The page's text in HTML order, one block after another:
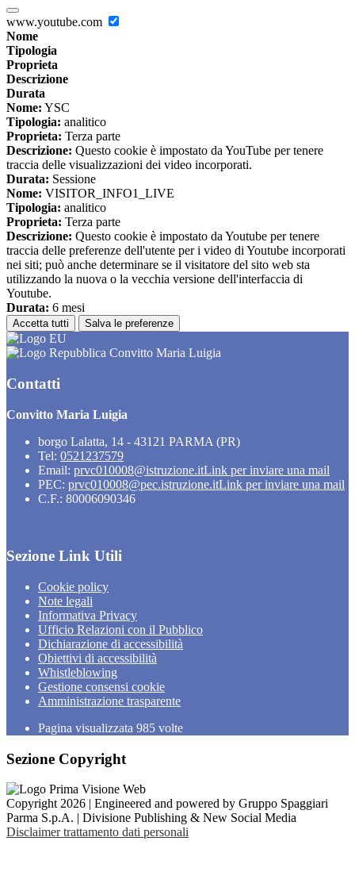
www.youtube.com
Nome
Tipologia
Proprieta
Descrizione
Durata
Nome: YSC
Tipologia: analitico
Proprieta: Terza parte
Descrizione: Questo cookie è impostato da YouTube per tenere
traccia delle visualizzazioni dei video incorporati.
Durata: Sessione
Nome: VISITOR_INFO1_LIVE
Tipologia: analitico
Proprieta: Terza parte
Descrizione: Questo cookie è impostato da Youtube per tenere
traccia delle preferenze dell'utente per i video di Youtube incorporati
nei siti; può anche determinare se il visitatore del sito web sta
utilizzando la nuova o la vecchia versione dell'interfaccia di
Youtube.
Durata: 6 mesi
Accetta tutti Salva le preferenze
Convitto Maria Luigia
Contatti
Convitto Maria Luigia
borgo Lalatta, 14 - 43121 PARMA (PR)
Tel: 0521237579
Email: prvc010008@istruzione.itLink per inviare una mail
PEC: prvc010008@pec.istruzione.itLink per inviare una mail
C.F.: 80006090346
Sezione Link Utili
Cookie policy
Note legali
Informativa Privacy
Ufficio Relazioni con il Pubblico
Dichiarazione di accessibilità
Obiettivi di accessibilità
Whistleblowing
Gestione consensi cookie
Amministrazione trasparente
Pagina visualizzata 985 volte
Sezione Copyright
Copyright 2026 | Engineered and powered by Gruppo Spaggiari
Parma S.p.A. | Divisione Publishing & New Social Media
Disclaimer trattamento dati personali